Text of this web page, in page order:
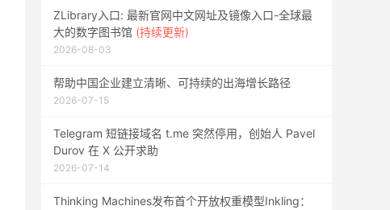
ZLibrary入口: 最新官网中文网址及镜像入口-全球最
大的数字图书馆 (持续更新)
2026-08-03
帮助中国企业建立清晰、可持续的出海增长路径
2026-07-15
Telegram 短链接域名 t.me 突然停用，创始人 Pavel
Durov 在 X 公开求助
2026-07-14
Thinking Machines发布首个开放权重模型Inkling：